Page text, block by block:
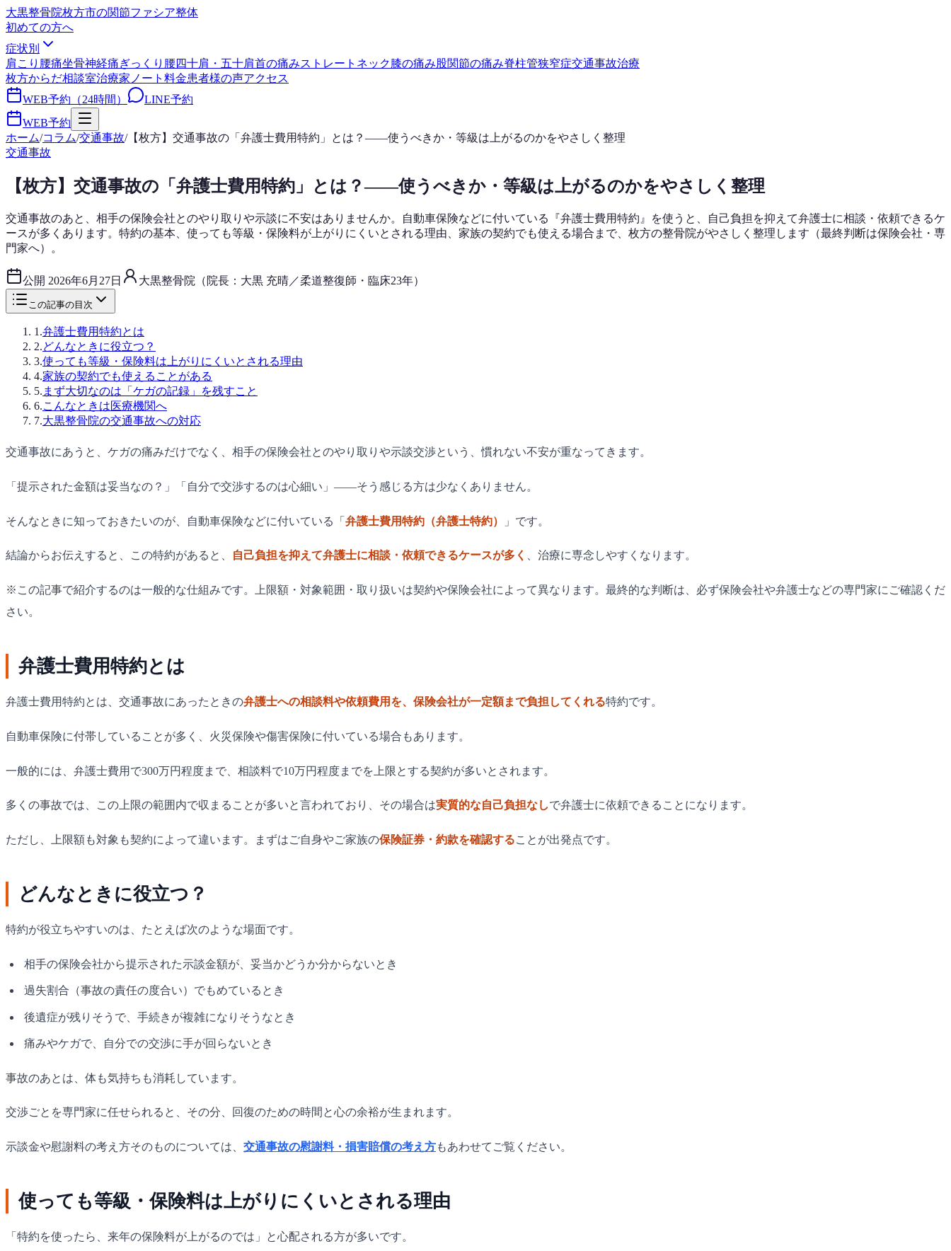
大黒整骨院枚方市の関節ファシア整体
初めての方へ
症状別
肩こり 腰痛坐骨神経痛ぎっくり腰四十肩・五十肩首の痛みストレートネック膝の痛み股関節の痛み脊柱管狭窄症交通事故治療
枚方からだ相談室治療家ノート 料金患者様の声アクセス
WEB予約（24時間）
LINE予約
WEB予約
ホーム/コラム/交通事故/【枚方】交通事故の「弁護士費用特約」とは？——使うべきか・等級は上がるのかをやさしく整理
交通事故
【枚方】交通事故の「弁護士費用特約」とは？——使うべきか・等級は上がるのかをやさしく整理
交通事故のあと、相手の保険会社とのやり取りや示談に不安はありませんか。自動車保険などに付いている『弁護士費用特約』を使うと、自己負担を抑えて弁護士に相談・依頼できるケ
ースが多くあります。特約の基本、使っても等級・保険料が上がりにくいとされる理由、家族の契約でも使える場合まで、枚方の整骨院がやさしく整理します（最終判断は保険会社・専
門家へ）。
公開 2026年6月27日 大黒整骨院（院長：大黒 充晴／柔道整復師・臨床23年）
この記事の目次
1 .弁護士費用特約とは
2.どんなときに役立つ？
3.使っても等級・保険料は上がりにくいとされる理由
4.家族の契約でも使えることがある
5. まず大切なのは「ケガの記録」を残すこと
6.こんなときは医療機関へ
7.大黒整骨院の交通事故への対応
交通事故にあうと、ケガの痛みだけでなく、相手の保険会社とのやり取りや示談交渉という、慣れない不安が重なってきます。
「提示された金額は妥当なの？」「自分で交渉するのは心細い」——そう感じる方は少なくありません。
そんなときに知っておきたいのが、自動車保険などに付いている「 弁護士費用特約（弁護士特約） 」です。
結論からお伝えすると、この特約があると、 自己負担を抑えて弁護士に相談・依頼できるケースが多く 、治療に専念しやすくなります。
※この記事で紹介するのは一般的な仕組みです。上限額・対象範囲・取り扱いは契約や保険会社によって異なります。最終的な判断は、必ず保険会社や弁護士などの専門家にご確認くだ
さい。
弁護士費用特約とは
弁護士費用特約とは、交通事故にあったときの弁護士への相談料や依頼費用を、保険会社が一定額まで負担してくれる特約です。
自動車保険に付帯していることが多く、火災保険や傷害保険に付いている場合もあります。
一般的には、弁護士費用で300万円程度まで、相談料で10万円程度までを上限とする契約が多いとされます。
多くの事故では、この上限の範囲内で収まることが多いと言われており、その場合は実質的な自己負担なしで弁護士に依頼できることになります。
ただし、上限額も対象も契約によって違います。まずはご自身やご家族の保険証券・約款を確認することが出発点です。
どんなときに役立つ？
特約が役立ちやすいのは、たとえば次のような場面です。
相手の保険会社から提示された示談金額が、妥当かどうか分からないとき
過失割合（事故の責任の度合い）でもめているとき
後遺症が残りそうで、手続きが複雑になりそうなとき
痛みやケガで、自分での交渉に手が回らないとき
事故のあとは、体も気持ちも消耗しています。
交渉ごとを専門家に任せられると、その分、回復のための時間と心の余裕が生まれます。
示談金や慰謝料の考え方そのものについては、 交通事故の慰謝料・損害賠償の考え方もあわせてご覧ください。
使っても等級・保険料は上がりにくいとされる理由
「特約を使ったら、来年の保険料が上がるのでは」と心配される方が多いです。